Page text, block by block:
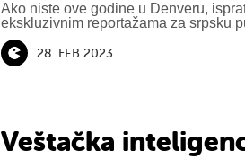
Ako niste ove godine u Denveru,
ekskluzivnim reportažama za srpsku
28. FEB 2023
Veštačka